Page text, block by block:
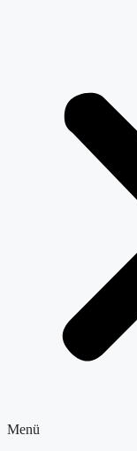
Menü